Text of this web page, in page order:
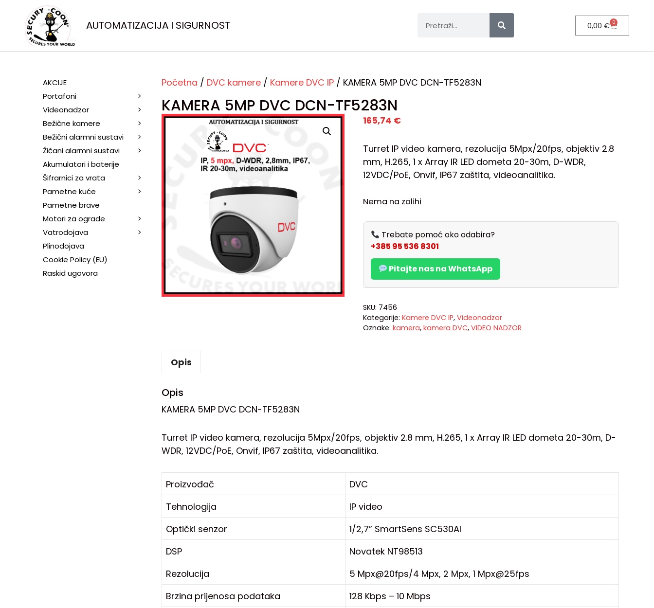
AUTOMATIZACIJA I SIGURNOST 0,00€ 0
Početna / DVC kamere / Kamere DVC IP / KAMERA 5MP DVC DCN-TF5283N
KAMERA 5MP DVC DCN-TF5283N
165,74 €
Turret IP video kamera, rezolucija 5Mpx/20fps, objektiv 2.8
mm, H.265, 1 x Array IR LED dometa 20-30m, D-WDR,
12VDC/PoE, Onvif, IP67 zaštita, videoanalitika.
Nema na zalihi
Trebate pomoć oko odabira?
+385 95 536 8301
Pitajte nas na WhatsApp
SKU: 7456
Kategorije: Kamere DVC IP, Videonadzor
Oznake: kamera, kamera DVC, VIDEO NADZOR
Opis
Opis
KAMERA 5MP DVC DCN-TF5283N
Turret IP video kamera, rezolucija 5Mpx/20fps, objektiv 2.8 mm, H.265, 1 x Array IR LED dometa 20-30m, D-
WDR, 12VDC/PoE, Onvif, IP67 zaštita, videoanalitika.
Proizvođač
DVC
Tehnologija
IP video
Optički senzor
1/2,7” SmartSens SC530AI
DSP
Novatek NT98513
Rezolucija
5 Mpx@20fps/4 Mpx, 2 Mpx, 1 Mpx@25fps
Brzina prijenosa podataka
128 Kbps – 10 Mbps
AKCIJE
Portafoni
Videonadzor
Bežične kamere
Bežični alarmni sustavi
Žičani alarmni sustavi
Akumulatori i baterije
Šifrarnici za vrata
Pametne kuće
Pametne brave
Motori za ograde
Vatrodojava
Plinodojava
Cookie Policy (EU)
Raskid ugovora